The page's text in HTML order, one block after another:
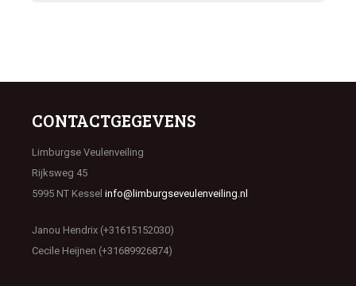
CONTACTGEGEVENS
Limburgse Veulenveiling
Rijksweg 45
5995 NT Kessel info@limburgseveulenveiling.nl
Janou Hendrix (+31615152030)
Cecile Heijnen (+31689926874)